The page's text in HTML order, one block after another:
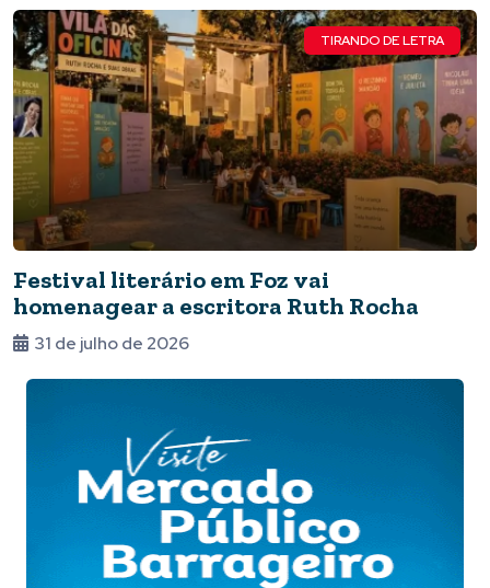
TIRANDO DE LETRA
Festival literário em Foz vai
homenagear a escritora Ruth Rocha
31 de julho de 2026